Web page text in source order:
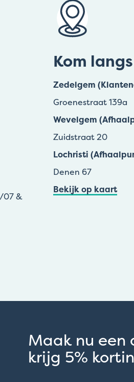
07 &
Kom
Zedelgem
Groenestraat 139a
Wevelgem
Zuidstraat 20
Lochristi
Denen 67
Bekijk op kaart
Maak nu een
krijg 5%